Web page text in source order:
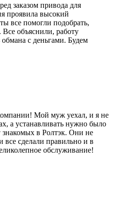
заказом привода для
проявила высокий
все помогли подобрать,
Все объяснили, работу
с деньгами. Будем
Мой муж уехал, и я не
а устанавливать нужно было
знакомых в Ролтэк. Они не
все сделали правильно и в
обслуживание!